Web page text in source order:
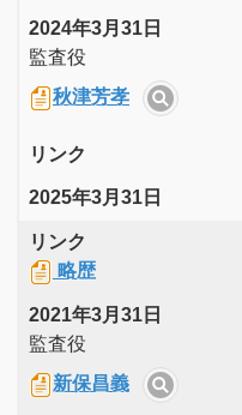
2024年3月31日
監査役
秋津芳孝
リンク
2025年3月31日
リンク
略歴
2021年3月31日
監査役
新保昌義